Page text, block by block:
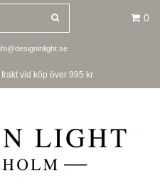
0
frakt vid köp över 995 kr